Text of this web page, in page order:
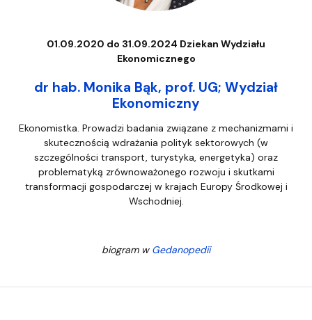
01.09.2020 do 31.09.2024 Dziekan Wydziału
Ekonomicznego
dr hab. Monika Bąk, prof. UG; Wydział
Ekonomiczny
Ekonomistka. Prowadzi badania związane z mechanizmami i
skutecznością wdrażania polityk sektorowych (w
szczególności transport, turystyka, energetyka) oraz
problematyką zrównoważonego rozwoju i skutkami
transformacji gospodarczej w krajach Europy Środkowej i
Wschodniej.
biogram w Gedanopedii